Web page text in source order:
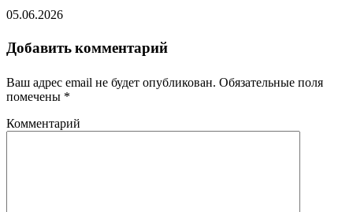
05.06.2026
Добавить комментарий
Ваш адрес email не будет опубликован. Обязательные поля
помечены *
Комментарий